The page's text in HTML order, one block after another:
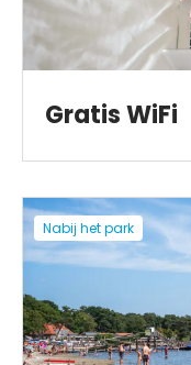
Gratis WiFi
Nabij het park